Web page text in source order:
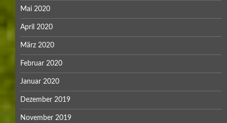
Mai 2020
April 2020
März 2020
Februar 2020
Januar 2020
Dezember 2019
November 2019